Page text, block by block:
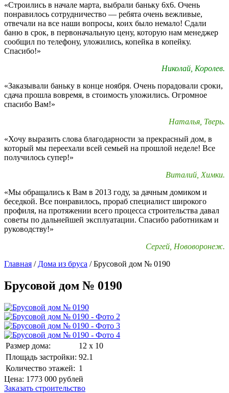
«Строились в начале марта, выбрали баньку 6х6. Очень
понравилось сотрудничество — ребята очень вежливые,
отвечали на все наши вопросы, коих было немало! Сдали
баню в срок, в первоначальную цену, которую нам менеджер
сообщил по телефону, уложились, копейка в копейку.
Спасибо!»
Николай, Королев.
«Заказывали баньку в конце ноября. Очень порадовали сроки,
сдача прошла вовремя, в стоимость уложились. Огромное
спасибо Вам!»
Наталья, Тверь.
«Хочу выразить слова благодарности за прекрасный дом, в
который мы переехали всей семьей на прошлой неделе! Все
получилось супер!»
Виталий, Химки.
«Мы обращались к Вам в 2013 году, за дачным домиком и
беседкой. Все понравилось, прораб специалист широкого
профиля, на протяжении всего процесса строительства давал
советы по дальнейшей эксплуатации. Спасибо работникам и
руководству!»
Сергей, Нововоронеж.
Главная / Дома из бруса /Брусовой дом № 0190
Брусовой дом № 0190
Размер дома:
12 x 10
Площадь застройки: 92.1
Количество этажей: 1
Цена: 1773 000 рублей
Заказать строительство